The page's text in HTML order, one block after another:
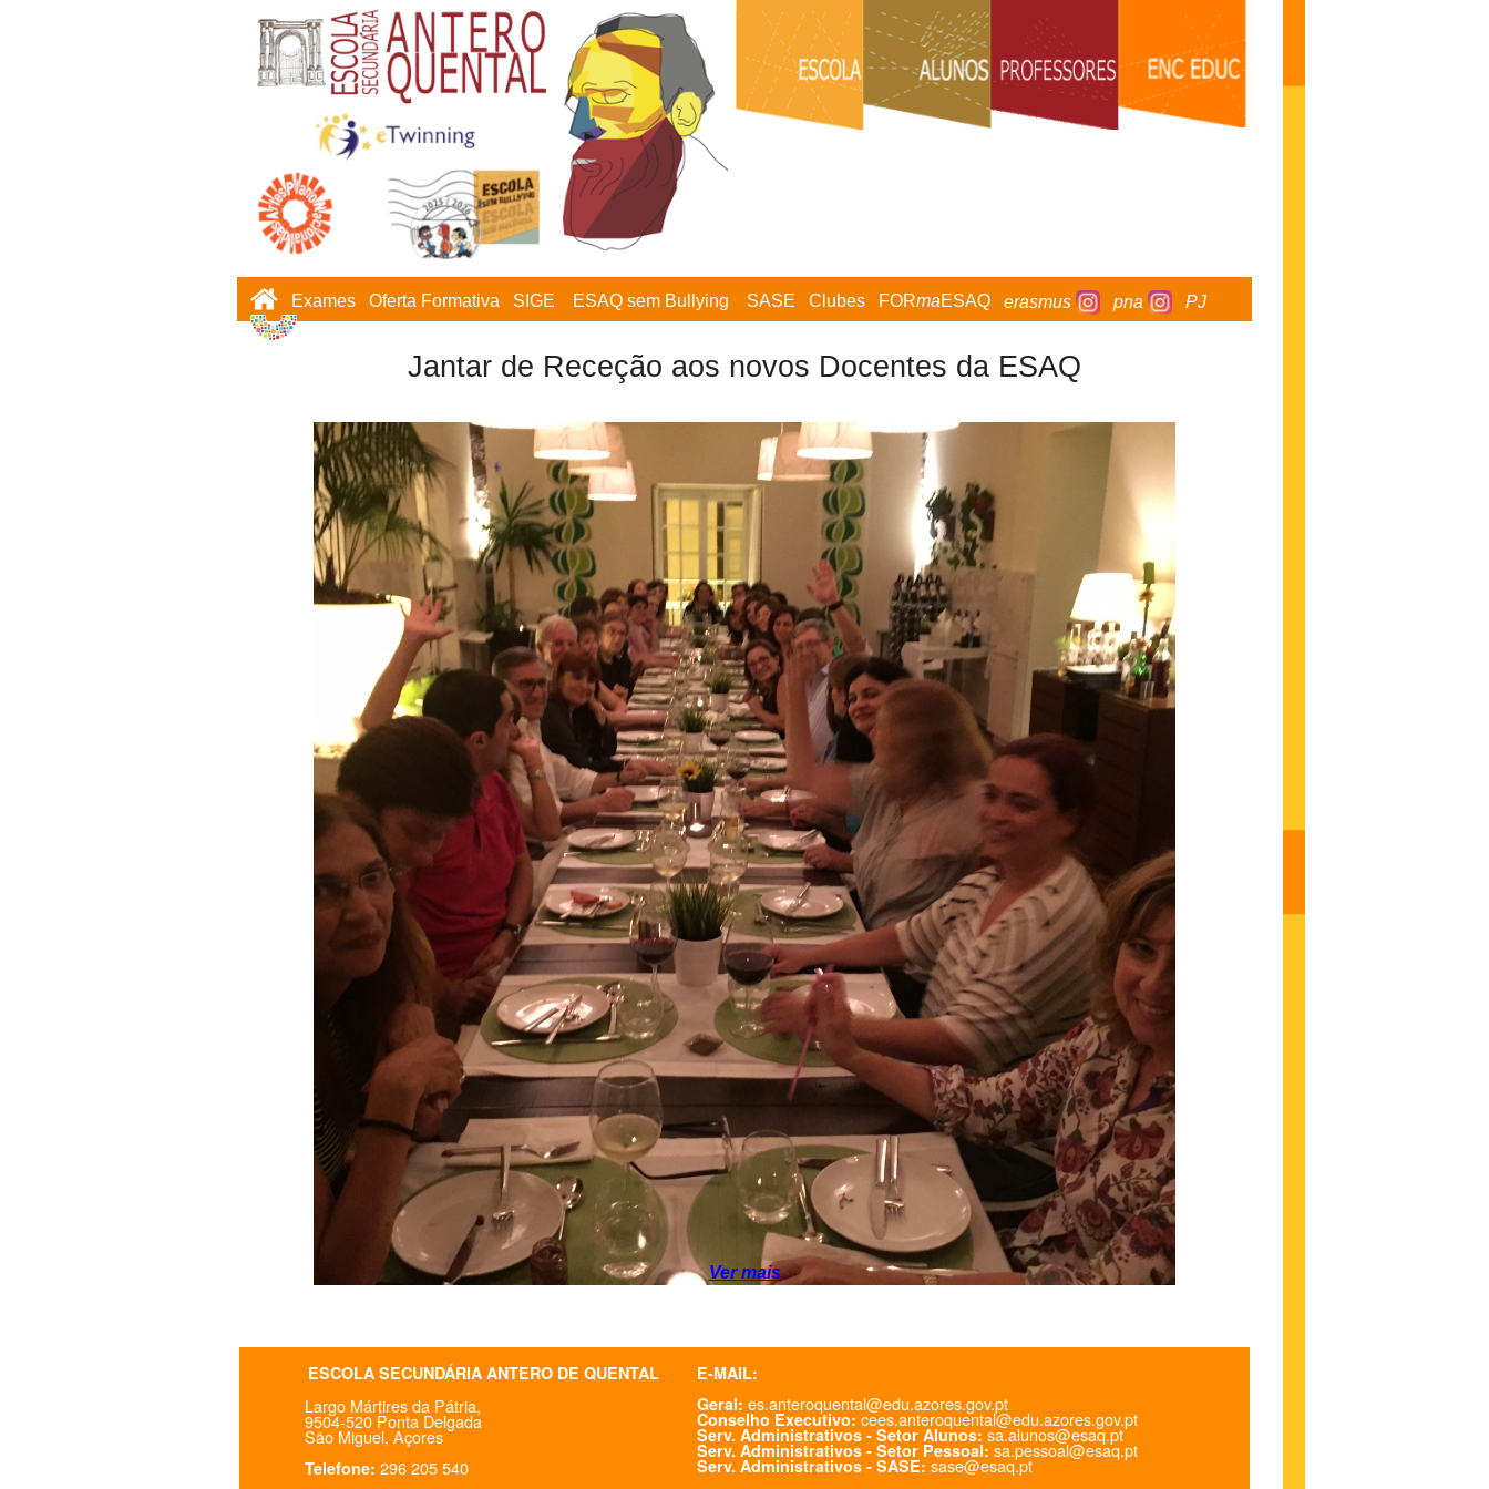
Exames Oferta Formativa SIGE ESAQ sem Bullying SASE Clubes FORmaESAQ erasmus pna PJ
Jantar de Receção aos novos Docentes da ESAQ
Ver mais
ESCOLA SECUNDÁRIA ANTERO DE QUENTAL
Largo Mártires da Pátria,
9504-520 Ponta Delgada
São Miguel, Açores
Telefone: 296 205 540
E-MAIL:
Geral: es.anteroquental@edu.azores.gov.pt
Conselho Executivo: cees.anteroquental@edu.azores.gov.pt
Serv. Administrativos - Setor Alunos: sa.alunos@esaq.pt
Serv. Administrativos - Setor Pessoal: sa.pessoal@esaq.pt
Serv. Administrativos - SASE: sase@esaq.pt